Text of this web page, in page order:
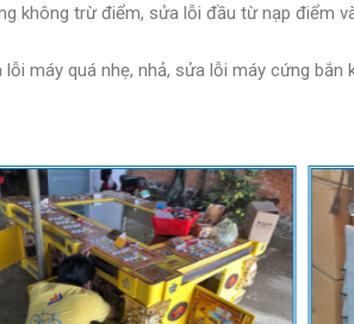
không trừ điểm, sửa lỗi đầu từ nạp điểm
máy quá nhẹ, nhả, sửa lỗi máy cứng bắn